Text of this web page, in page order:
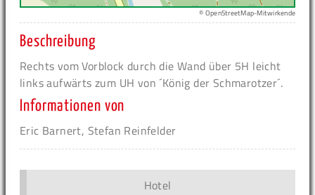
© OpenStreetMap-Mitwirkende
Beschreibung
Rechts vom Vorblock durch die Wand über 5H leicht
links aufwärts zum UH von ´König der Schmarotzer´.
Informationen von
Eric Barnert, Stefan Reinfelder
Hotel